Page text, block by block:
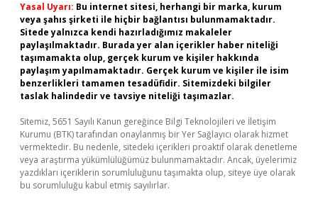
Yasal Uyarı: Bu internet sitesi, herhangi bir marka, kurum
veya şahıs şirketi ile hiçbir bağlantısı bulunmamaktadır.
Sitede yalnızca kendi hazırladığımız makaleler
paylaşılmaktadır. Burada yer alan içerikler haber niteliği
taşımamakta olup, gerçek kurum ve kişiler hakkında
paylaşım yapılmamaktadır. Gerçek kurum ve kişiler ile isim
benzerlikleri tamamen tesadüfidir. Sitemizdeki bilgiler
taslak halindedir ve tavsiye niteliği taşımazlar.
Sitemiz, 5651 Sayılı Kanun gereğince Bilgi Teknolojileri ve İletişim
Kurumu (BTK) tarafından onaylanmış bir Yer Sağlayıcı olarak hizmet
vermektedir. Bu nedenle, sitedeki içerikleri proaktif olarak denetleme
veya araştırma yükümlülüğümüz bulunmamaktadır. Ancak, üyelerimiz
yazdıkları içeriklerin sorumluluğunu taşımakta olup, siteye üye olarak
bu sorumluluğu kabul etmiş sayılırlar.